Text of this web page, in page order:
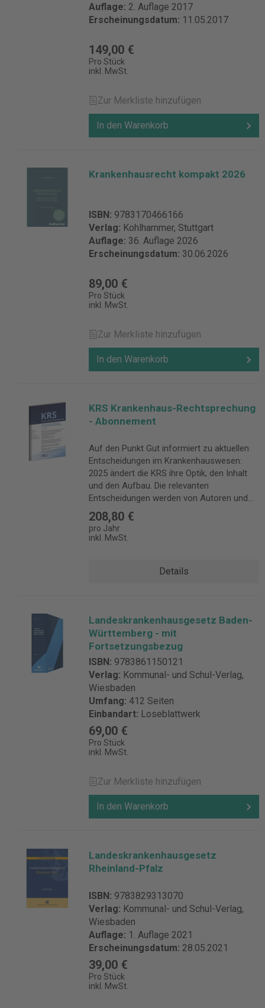
Auflage: 2. Auflage 2017
Erscheinungsdatum: 11.05.2017
149,00 €
Pro Stück
inkl. MwSt.
Zur Merkliste hinzufügen
In den Warenkorb
Krankenhausrecht kompakt 2026
ISBN: 9783170466166
Verlag: Kohlhammer, Stuttgart
Auflage: 36. Auflage 2026
Erscheinungsdatum: 30.06.2026
89,00 €
Pro Stück
inkl. MwSt.
Zur Merkliste hinzufügen
In den Warenkorb
KRS Krankenhaus-Rechtsprechung
- Abonnement
Auf den Punkt Gut informiert zu aktuellen
Entscheidungen im Krankenhauswesen:
2025 ändert die KRS ihre Optik, den Inhalt
und den Aufbau. Die relevanten
Entscheidungen werden von Autoren und
Schriftleitung „auf den Punkt“ gebracht und
mit Hinweisen für die Praxis versehen, der
bisherige Volltextabdruck entfällt. Neu:
Rechtsprechungsberichte aller für
der Krankenhausplanung und -finanzierung
sowie des SGB V, Krankenhausmedizinrecht
i. S. derjenigen Rechtsgebiete, die stationäre
Einrichtungen wie andere heilberufliche
Unternehmen betreffen (u.a. Arzneimittel-,
Berufs-, das Haftungsrecht etc.) und
Krankenhausunternehmensrecht i. S.
derjenigen Rechtsmaterien, die für
Krankenhäuser gelten. Details zur
Produktsicherheit Verantwortliche Person
Deutschland vertrieb@esvmedien.de
208,80 €
pro Jahr
inkl. MwSt.
Details
Landeskrankenhausgesetz Baden-
Württemberg - mit
Fortsetzungsbezug
ISBN: 9783861150121
Verlag: Kommunal- und Schul-Verlag,
Wiesbaden
Umfang: 412 Seiten
Einbandart: Loseblattwerk
69,00 €
Pro Stück
inkl. MwSt.
Zur Merkliste hinzufügen
In den Warenkorb
Landeskrankenhausgesetz
Rheinland-Pfalz
ISBN: 9783829313070
Verlag: Kommunal- und Schul-Verlag,
Wiesbaden
Auflage: 1. Auflage 2021
Erscheinungsdatum: 28.05.2021
39,00 €
Pro Stück
inkl. MwSt.